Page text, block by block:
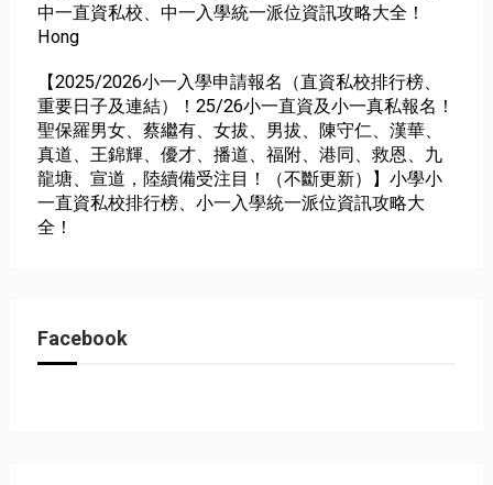
中一直資私校、中一入學統一派位資訊攻略大全！
Hong
【2025/2026小一入學申請報名（直資私校排行榜、
重要日子及連結）！25/26小一直資及小一真私報名！
聖保羅男女、蔡繼有、女拔、男拔、陳守仁、漢華、
真道、王錦輝、優才、播道、福附、港同、救恩、九
龍塘、宣道，陸續備受注目！（不斷更新）】小學小
一直資私校排行榜、小一入學統一派位資訊攻略大
全！
Facebook